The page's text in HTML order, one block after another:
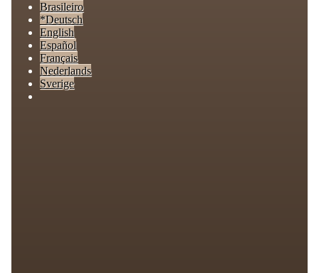
Brasileiro
*Deutsch
English
Español
Français
Nederlands
Sverige